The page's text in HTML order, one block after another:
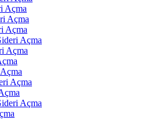
Açma
Açma
Açma
Açma
Açma
Açma
Açma